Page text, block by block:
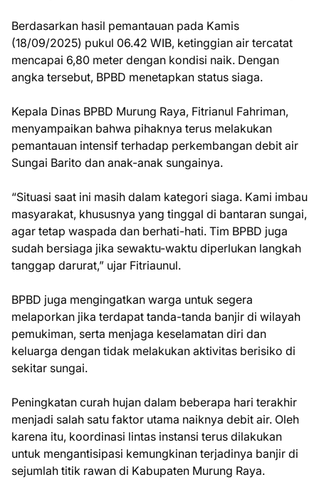
Berdasarkan hasil pemantauan pada Kamis
(18/09/2025) pukul 06.42 WIB, ketinggian air tercatat
mencapai 6,80 meter dengan kondisi naik. Dengan
angka tersebut, BPBD menetapkan status siaga.
Kepala Dinas BPBD Murung Raya, Fitrianul Fahriman,
menyampaikan bahwa pihaknya terus melakukan
pemantauan intensif terhadap perkembangan debit air
Sungai Barito dan anak-anak sungainya.
“Situasi saat ini masih dalam kategori siaga. Kami imbau
masyarakat, khususnya yang tinggal di bantaran sungai,
agar tetap waspada dan berhati-hati. Tim BPBD juga
sudah bersiaga jika sewaktu-waktu diperlukan langkah
tanggap darurat,” ujar Fitriaunul.
BPBD juga mengingatkan warga untuk segera
melaporkan jika terdapat tanda-tanda banjir di wilayah
pemukiman, serta menjaga keselamatan diri dan
keluarga dengan tidak melakukan aktivitas berisiko di
sekitar sungai.
Peningkatan curah hujan dalam beberapa hari terakhir
menjadi salah satu faktor utama naiknya debit air. Oleh
karena itu, koordinasi lintas instansi terus dilakukan
untuk mengantisipasi kemungkinan terjadinya banjir di
sejumlah titik rawan di Kabupaten Murung Raya.